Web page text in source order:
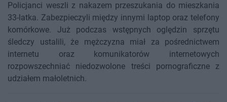
Policjanci weszli z nakazem przeszukania do mieszkania
33-latka. Zabezpieczyli między innymi laptop oraz telefony
komórkowe. Już podczas wstępnych oględzin sprzętu
śledczy ustalili, że mężczyzna miał za pośrednictwem
internetu oraz komunikatorów internetowych
rozpowszechniać niedozwolone treści pornograficzne z
udziałem małoletnich.